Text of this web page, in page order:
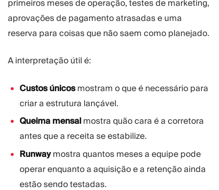
primeiros meses de operação, testes de marketing,
aprovações de pagamento atrasadas e uma
reserva para coisas que não saem como planejado.
A interpretação útil é:
Custos únicosmostram o que é necessário para
criar a estrutura lançável.
Queima mensal mostra quão cara é a corretora
antes que a receita se estabilize.
Runwaymostra quantos meses a equipe pode
operar enquanto a aquisição e a retenção ainda
estão sendo testadas.